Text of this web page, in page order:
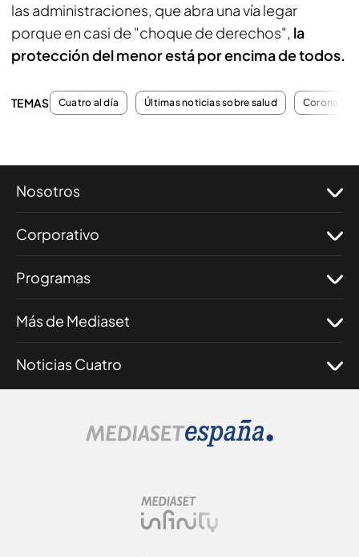
las administraciones, que abra una vía legar
porque en casi de "choque de derechos", la
protección del menor está por encima de todos.
TEMAS Cuatro al día Últimas noticias sobre salud
Nosotros
Corporativo
Programas
Más de Mediaset
Noticias Cuatro